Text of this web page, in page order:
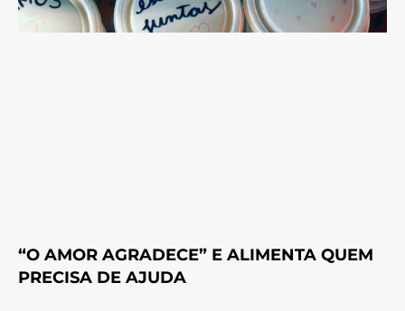
“O AMOR AGRADECE” E ALIMENTA QUEM
PRECISA DE AJUDA